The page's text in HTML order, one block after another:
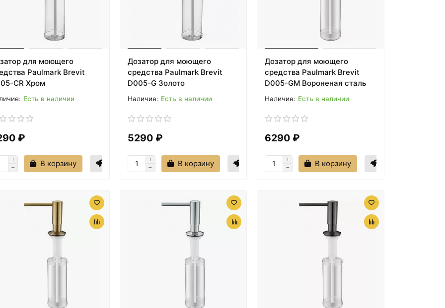
для моющего
Paulmark Brevit
CR Хром
Есть в наличии
₽
В корзину
Дозатор для моющего
средства Paulmark Brevit
D005-G Золото
Есть в наличии
5290 ₽
В корзину
Дозатор для моющего
средства Paulmark Brevit
D005-GM Вороненая сталь
Есть в наличии
6290 ₽
В корзину